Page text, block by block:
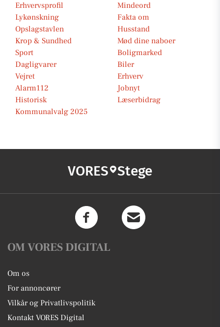
Erhvervsprofil
Mindeord
Lykønskning
Fakta om
Opslagstavlen
Husstand
Krop & Sundhed
Mød dine naboer
Sport
Boligmarked
Dagligvarer
Biler
Vejret
Erhverv
Alarm112
Jobnyt
Historisk
Læserbidrag
Kommunalvalg 2025
VORES Stege
OM VORES DIGITAL
Om os
For annoncører
Vilkår og Privatlivspolitik
Kontakt VORES Digital